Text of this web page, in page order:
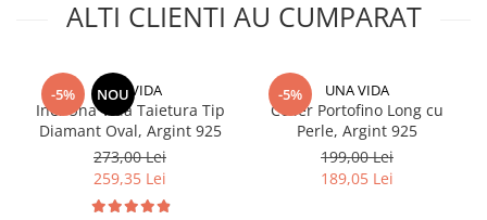
ALTI CLIENTI AU CUMPARAT
-5% NOU
UNA VIDA
Inel Una Vida Taietura Tip
Diamant Oval, Argint 925
273,00 Lei
259,35 Lei
-5% UNA VIDA
Colier Portofino Long cu
Perle, Argint 925
199,00 Lei
189,05 Lei